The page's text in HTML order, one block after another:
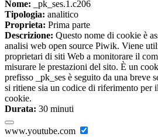
Nome: _pk_ses.1.c206
Tipologia: analitico
Proprieta: Prima parte
Descrizione: Questo nome di cookie è
analisi web open source Piwik. Viene
proprietari di siti Web a monitorare il
misurare le prestazioni del sito. È un
prefisso _pk_ses è seguito da una breve
si ritiene sia un codice di riferimento per
cookie.
Durata: 30 minuti
www.youtube.com